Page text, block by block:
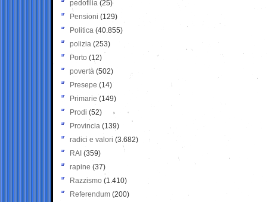
pedofilia (25)
Pensioni (129)
Politica (40.855)
polizia (253)
Porto (12)
povertà (502)
Presepe (14)
Primarie (149)
Prodi (52)
Provincia (139)
radici e valori (3.682)
RAI (359)
rapine (37)
Razzismo (1.410)
Referendum (200)